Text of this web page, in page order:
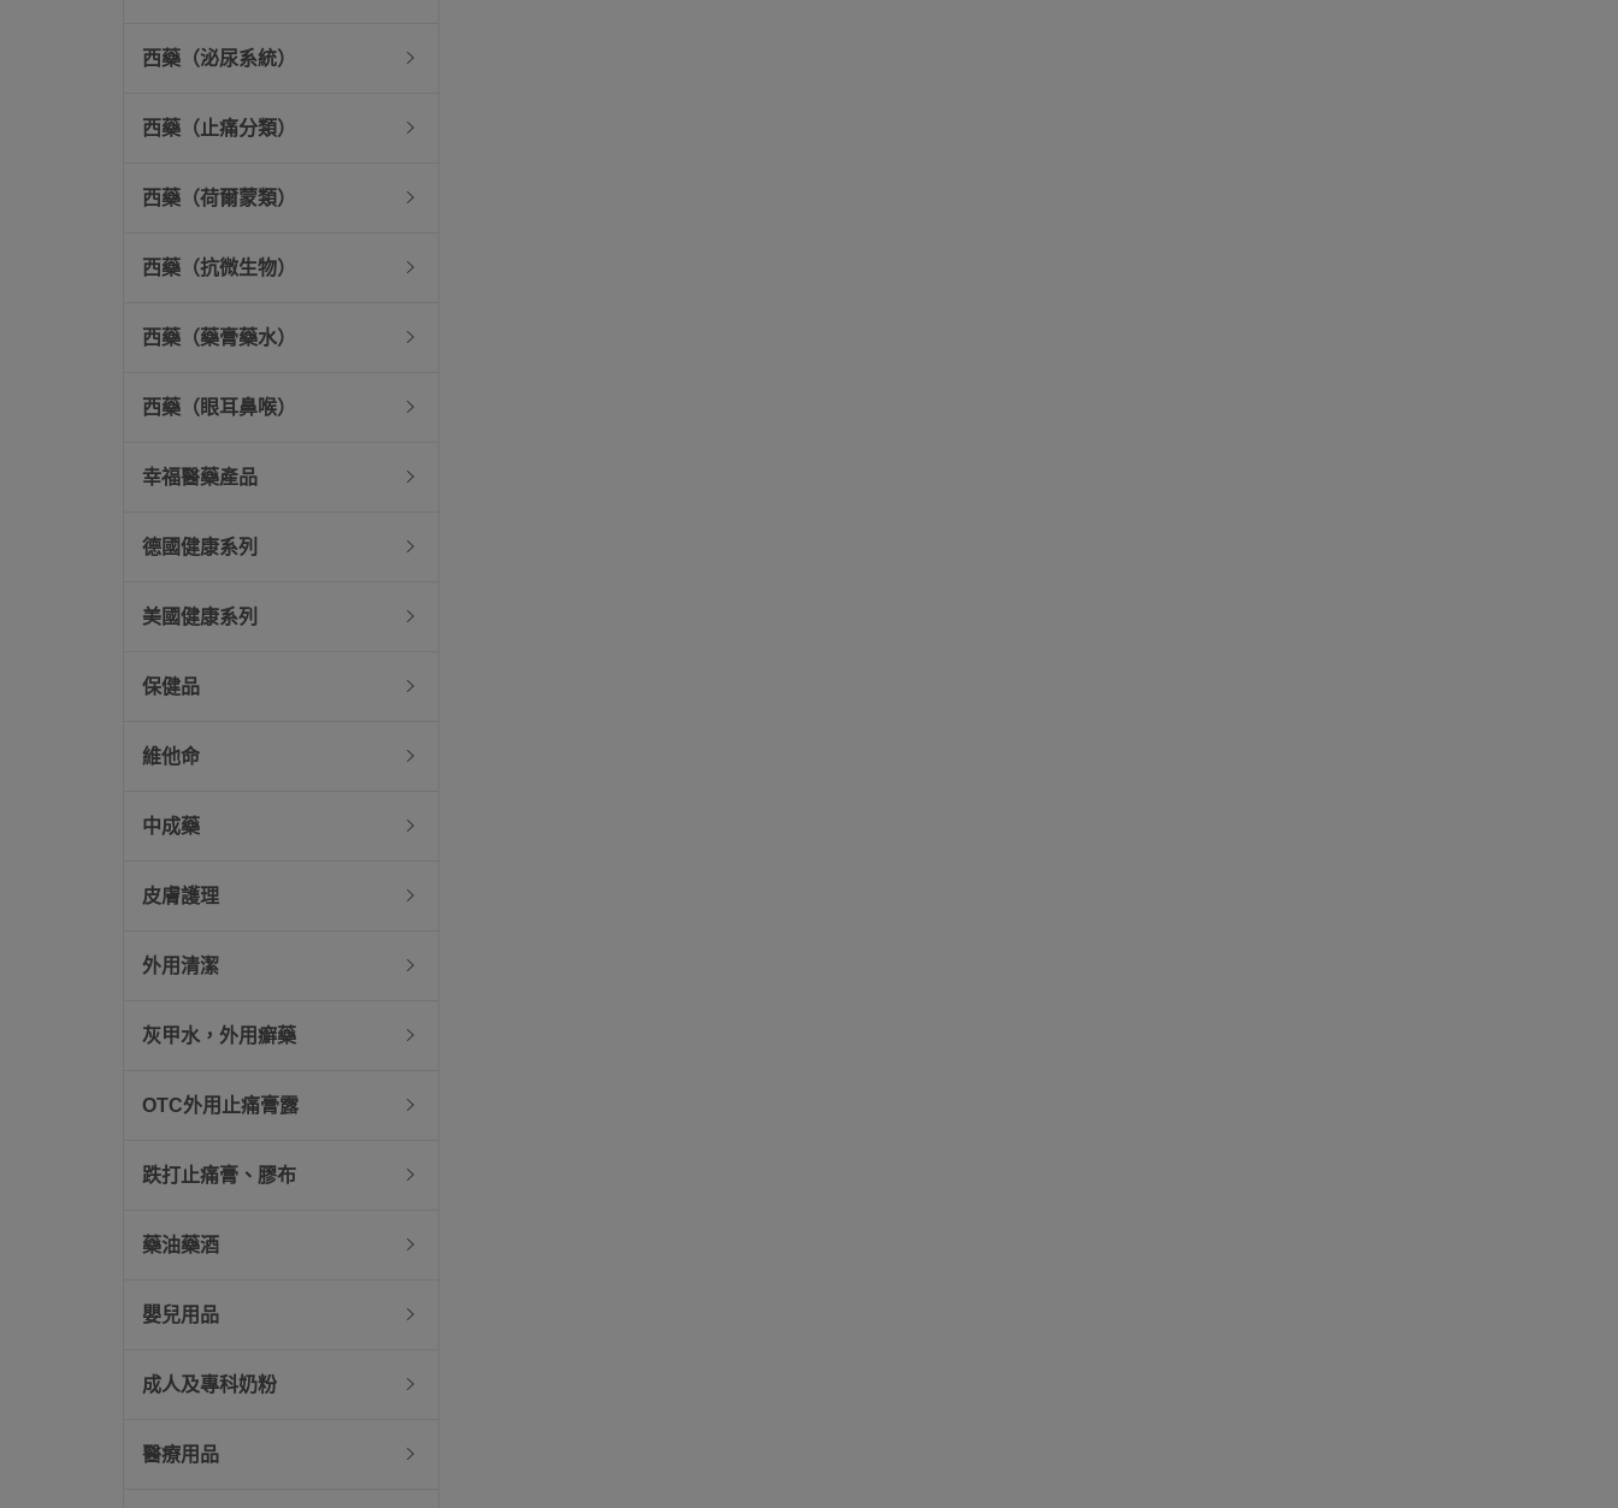
西藥（泌尿系統）
西藥（止痛分類）
西藥（荷爾蒙類）
西藥（抗微生物）
西藥（藥膏藥水）
西藥（眼耳鼻喉）
幸福醫藥產品
德國健康系列
美國健康系列
保健品
維他命
中成藥
皮膚護理
外用清潔
灰甲水，外用癬藥
OTC外用止痛膏露
跌打止痛膏、膠布
藥油藥酒
嬰兒用品
成人及專科奶粉
醫療用品